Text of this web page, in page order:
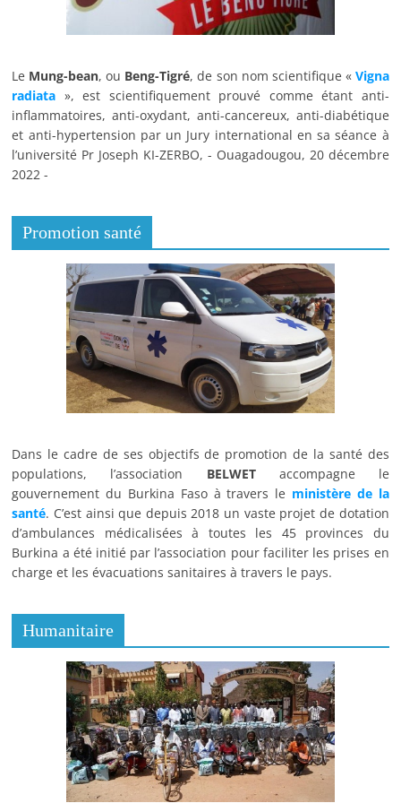
Le Mung-bean, ou Beng-Tigré, de son nom scientifique « Vigna
radiata », est scientifiquement prouvé comme étant anti-
inflammatoires, anti-oxydant, anti-cancereux, anti-diabétique
et anti-hypertension par un Jury international en sa séance à
l’université Pr Joseph KI-ZERBO, - Ouagadougou, 20 décembre
2022 -
Promotion santé
Dans le cadre de ses objectifs de promotion de la santé des
populations, l’association BELWETaccompagne le
gouvernement du Burkina Faso à travers le ministère de la
santé. C’est ainsi que depuis 2018 un vaste projet de dotation
d’ambulances médicalisées à toutes les 45 provinces du
Burkina a été initié par l’association pour faciliter les prises en
charge et les évacuations sanitaires à travers le pays.
Humanitaire